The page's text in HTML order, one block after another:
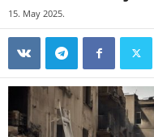
15. May 2025.